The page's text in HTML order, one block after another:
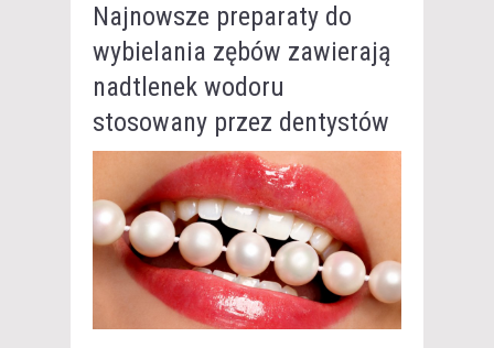
Najnowsze preparaty do
wybielania zębów zawierają
nadtlenek wodoru
stosowany przez dentystów